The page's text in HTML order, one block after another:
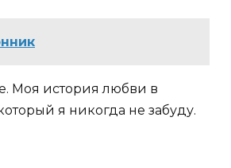
Моя история любви в
я никогда не забуду.